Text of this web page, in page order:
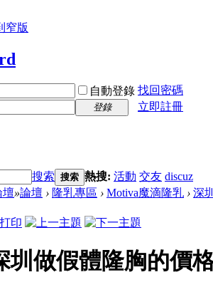
窄版
自動登錄 找回密碼
登錄
立即註冊
搜索 搜索 熱搜: 活動 交友 discuz
壇»論壇 › 隆乳專區 › Motiva魔滴隆乳 › 深
圳做假體隆胸的價